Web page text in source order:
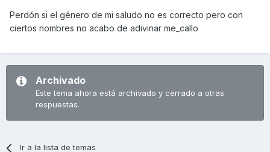
Perdón si el género de mi saludo no es correcto pero con
ciertos nombres no acabo de adivinar me_callo
Archivado
Este tema ahora está archivado y cerrado a otras
respuestas.
Ir a la lista de temas